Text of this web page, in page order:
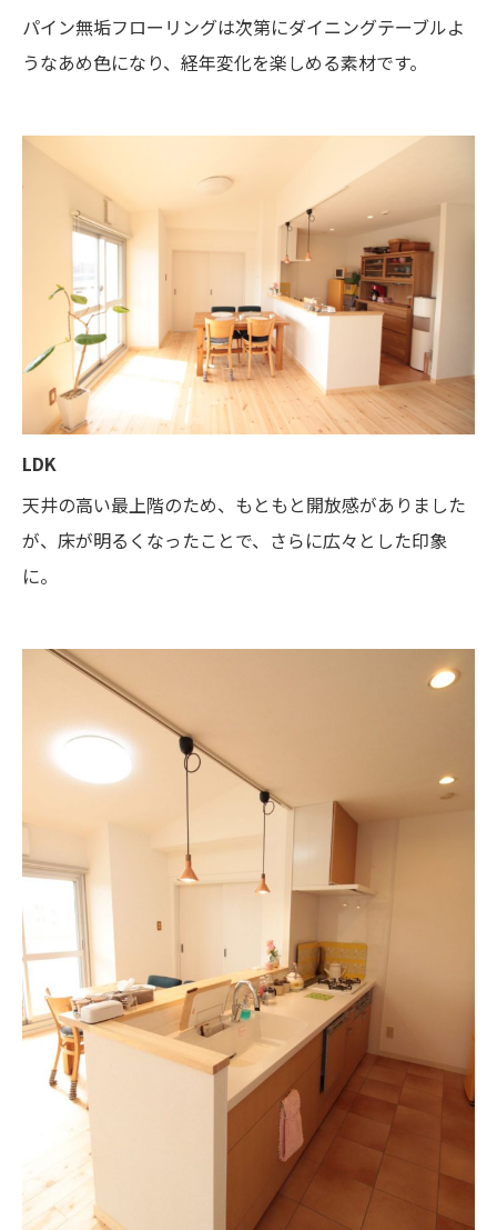
パイン無垢フローリングは次第にダイニングテーブルよ
うなあめ色になり、経年変化を楽しめる素材です。
LDK
天井の高い最上階のため、もともと開放感がありました
が、床が明るくなったことで、さらに広々とした印象
に。